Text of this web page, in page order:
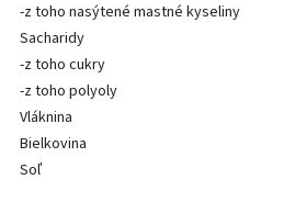
-z toho nasýtené mastné kyseliny
Sacharidy
-z toho cukry
-z toho polyoly
Vláknina
Bielkovina
Soľ